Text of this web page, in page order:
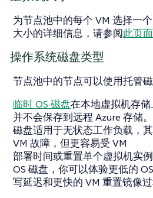
为节点池中的每个 VM 选择一
大小的详细信息，请参阅此页面
操作系统磁盘类型
节点池中的节点可以使用托管磁
临时 OS 磁盘在本地虚拟机存储
并不会保存到远程 Azure 存储
磁盘适用于无状态工作负载，
VM 故障，但更容易受 VM
部署时间或重置单个虚拟机实
OS 磁盘，你可以体验更低的
写延迟和更快的 VM 重置镜像过